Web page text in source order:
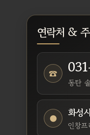
연락처 &
☎
동탄
● 화성
인창